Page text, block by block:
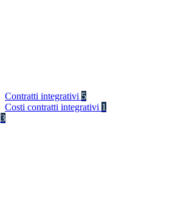
Contratti integrativi 5
Costi contratti integrativi 1
3